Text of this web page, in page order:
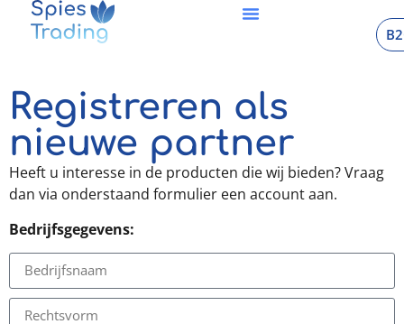
Registreren als
nieuwe partner
Heeft u interesse in de producten die wij bieden? Vraag
dan via onderstaand formulier een account aan.
Bedrijfsgegevens: